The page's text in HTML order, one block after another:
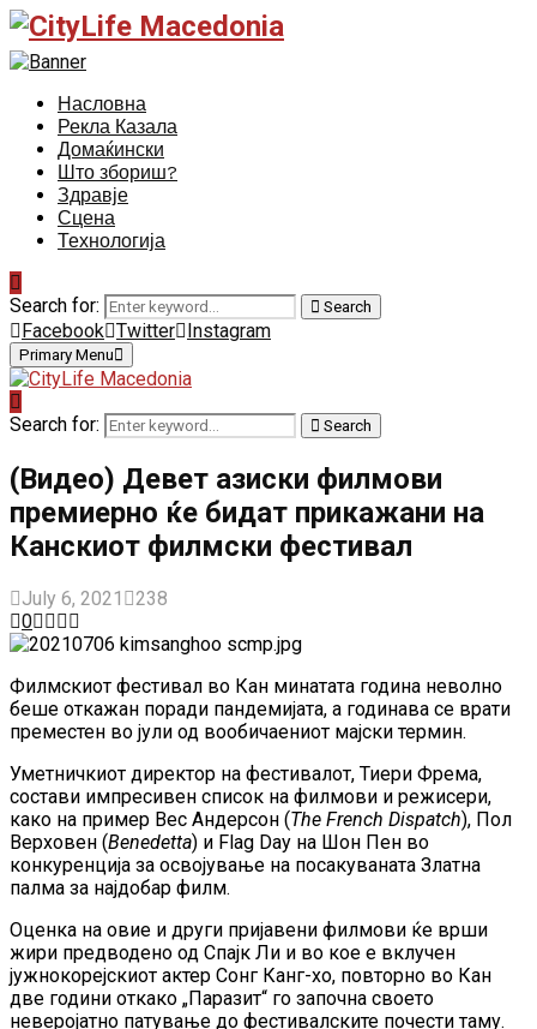
Насловна
Рекла Казала
Домаќински
Што збориш?
Здравје
Сцена
Технологија
Search for: Search
Facebook Twitter Instagram
Primary Menu
Search for: Search
(Видео) Девет азиски филмови
премиерно ќе бидат прикажани на
Канскиот филмски фестивал
July 6, 2021
238
0
Филмскиот фестивал во Кан минатата година неволно
беше откажан поради пандемијата, а годинава се врати
преместен во јули од вообичаениот мајски термин.
Уметничкиот директор на фестивалот, Тиери Фрема,
состави импресивен список на филмови и режисери,
како на пример Вес Андерсон (The French Dispatch), Пол
Верховен (Benedetta) и Flag Day на Шон Пен во
конкуренција за освојување на посакуваната Златна
палма за најдобар филм.
Оценка на овие и други пријавени филмови ќе врши
жири предводено од Спајк Ли и во кое е вклучен
јужнокорејскиот актер Сонг Канг-хо, повторно во Кан
две години откако „Паразит“ го започна своето
неверојатно патување до фестивалските почести таму.